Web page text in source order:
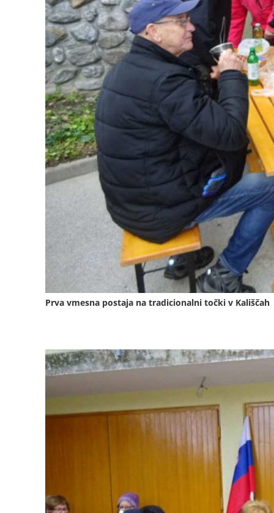
Prva vmesna postaja na tradicionalni točki v Kališčah